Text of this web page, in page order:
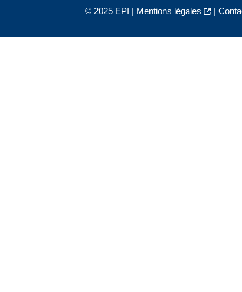
© 2025 EPI | Mentions légales |